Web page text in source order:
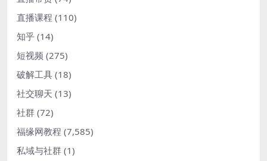
直播课程 (110)
知乎 (14)
短视频 (275)
破解工具 (18)
社交聊天 (13)
社群 (72)
福缘网教程 (7,585)
私域与社群 (1)